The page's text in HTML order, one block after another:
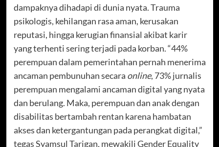
dampaknya dihadapi di dunia nyata. Trauma
psikologis, kehilangan rasa aman, kerusakan
reputasi, hingga kerugian finansial akibat karir
yang terhenti sering terjadi pada korban. “44%
perempuan dalam pemerintahan pernah menerima
ancaman pembunuhan secara online, 73% jurnalis
perempuan mengalami ancaman digital yang nyata
dan berulang. Maka, perempuan dan anak dengan
disabilitas bertambah rentan karena hambatan
akses dan ketergantungan pada perangkat digital,”
tegas Syamsul Tarigan, mewakili Gender Equality